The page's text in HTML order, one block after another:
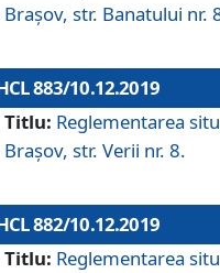
Brașov, str. Banatului nr.
883/10.12.2019
Titlu: Reglementarea
Brașov, str. Verii nr. 8.
882/10.12.2019
Titlu: Reglementarea